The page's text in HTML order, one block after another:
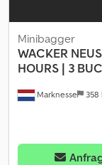
Marknesse 358
Minibagger
WACKER
HOURS | 3